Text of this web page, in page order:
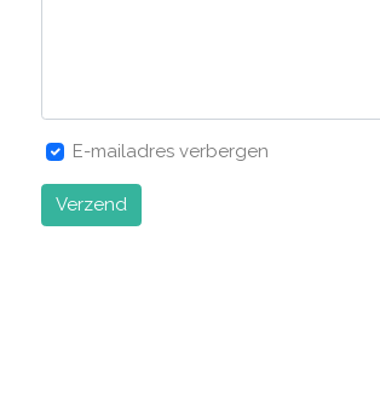
E-mailadres verbergen
Verzend